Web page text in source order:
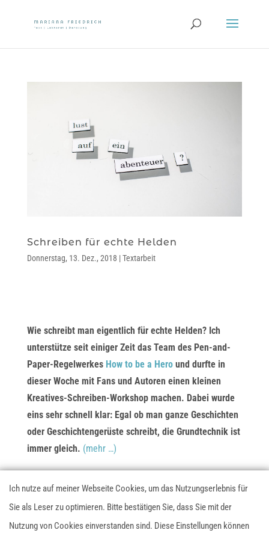
Schreiben für echte Helden
Donnerstag, 13. Dez., 2018 |Textarbeit
Wie schreibt man eigentlich für echte Helden? Ich
unterstütze seit einiger Zeit das Team des Pen-and-
Paper-Regelwerkes How to be a Heround durfte in
dieser Woche mit Fans und Autoren einen kleinen
Kreatives-Schreiben-Workshop machen. Dabei wurde
eins sehr schnell klar: Egal ob man ganze Geschichten
oder Geschichtengerüste schreibt, die Grundtechnik ist
immer gleich. (mehr …)
Diese Webseite nutzt Google Analytics. Möchtest du nicht
Ich nutze auf meiner Webseite Cookies, um das Nutzungserlebnis für
Sie als Leser zu optimieren. Bitte bestätigen Sie, dass Sie mit der
Nutzung von Cookies einverstanden sind. Diese Einstellungen können